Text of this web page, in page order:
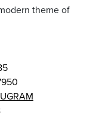
theme of